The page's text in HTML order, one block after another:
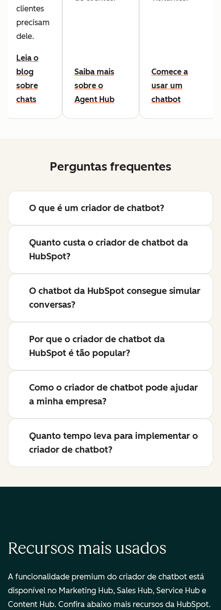
clientes
precisam
dele.
Leia o
blog
sobre
chats
Saiba mais
sobre o
Agent Hub
Comece a
usar um
chatbot
Perguntas frequentes
O que é um criador de chatbot?
Quanto custa o criador de chatbot da
HubSpot?
O chatbot da HubSpot consegue simular
conversas?
Por que o criador de chatbot da
HubSpot é tão popular?
Como o criador de chatbot pode ajudar
a minha empresa?
Quanto tempo leva para implementar o
criador de chatbot?
Recursos mais usados
A funcionalidade premium do criador de chatbot está
disponível no Marketing Hub, Sales Hub, Service Hub e
Content Hub. Confira abaixo mais recursos da HubSpot.